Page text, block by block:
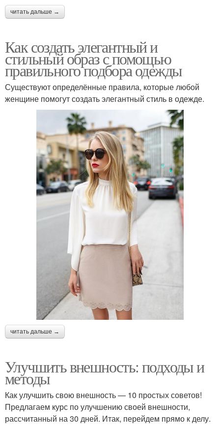
читать дальше →
Как создать элегантный и
стильный образ с помощью
правильного подбора одежды
Существуют определённые правила, которые любой
женщине помогут создать элегантный стиль в одежде.
читать дальше →
Улучшить внешность: подходы и
методы
Как улучшить свою внешность — 10 простых советов!
Предлагаем курс по улучшению своей внешности,
рассчитанный на 30 дней. Итак, перейдем прямо к делу.